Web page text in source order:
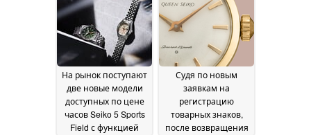
циферблатами09 July
2026
На рынок поступают
две новые модели
доступных по цене
часов Seiko 5 Sports
Field с функцией
Судя по новым
заявкам на
регистрацию
товарных знаков,
после возвращения